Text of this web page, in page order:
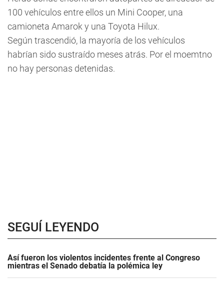
100 vehículos entre ellos un Mini Cooper, una
camioneta Amarok y una Toyota Hilux.
Según trascendió, la mayoría de los vehículos
habrían sido sustraído meses atrás. Por el moemtno
no hay personas detenidas.
SEGUÍ LEYENDO
Así fueron los violentos incidentes frente al Congreso
mientras el Senado debatía la polémica ley